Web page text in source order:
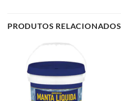
PRODUTOS RELACIONADOS